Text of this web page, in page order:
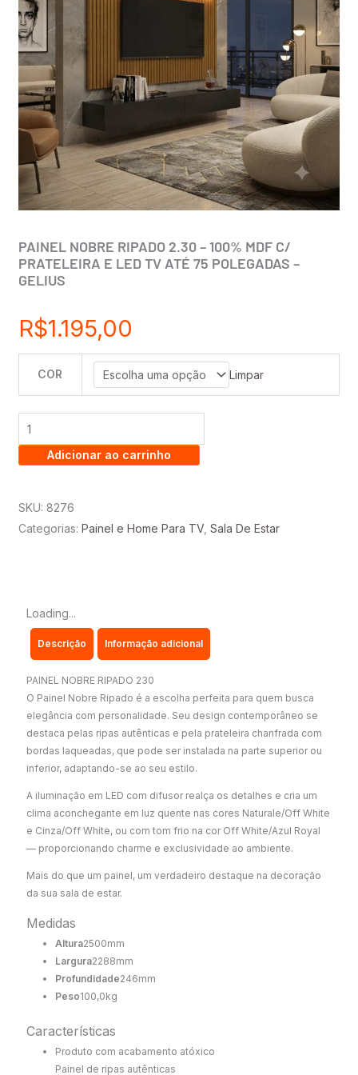
PAINEL NOBRE RIPADO 2.30 – 100% MDF C/
PRATELEIRA E LED TV ATÉ 75 POLEGADAS –
GELIUS
R$1.195,00
COR Limpar
PAINEL
NOBRE
RIPADO
2.30
quantidade
Adicionar ao carrinho
SKU: 8276
Categorias: Painel e Home Para TV, Sala De Estar
Loading...
Descrição Informação adicional
PAINEL NOBRE RIPADO 230
O Painel Nobre Ripado é a escolha perfeita para quem busca
elegância com personalidade. Seu design contemporâneo se
destaca pelas ripas autênticas e pela prateleira chanfrada com
bordas laqueadas, que pode ser instalada na parte superior ou
inferior, adaptando-se ao seu estilo.
A iluminação em LED com difusor realça os detalhes e cria um
clima aconchegante em luz quente nas cores Naturale/Off White
e Cinza/Off White, ou com tom frio na cor Off White/Azul Royal
— proporcionando charme e exclusividade ao ambiente.
Mais do que um painel, um verdadeiro destaque na decoração
da sua sala de estar.
Medidas
Altura2500mm
Largura2288mm
Profundidade246mm
Peso100,0kg
Características
Produto com acabamento atóxico
Painel de ripas autênticas